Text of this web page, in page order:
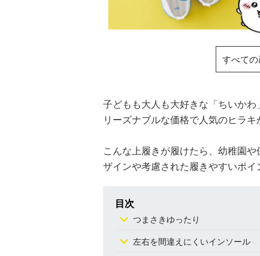
すべての
子どもも大人も大好きな「ちいか
リーズナブルな価格で人気のヒラ
こんな上履きが履けたら、幼稚園
ザインや考慮された履きやすいポイ
目次
つまさきゆったり
左右を間違えにくいインソール